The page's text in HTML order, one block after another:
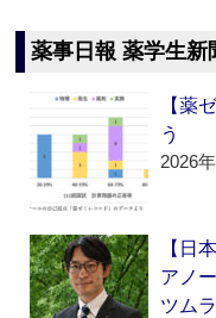
薬事日報 薬学生新
【薬
う
2026
【日
アノ
ツム